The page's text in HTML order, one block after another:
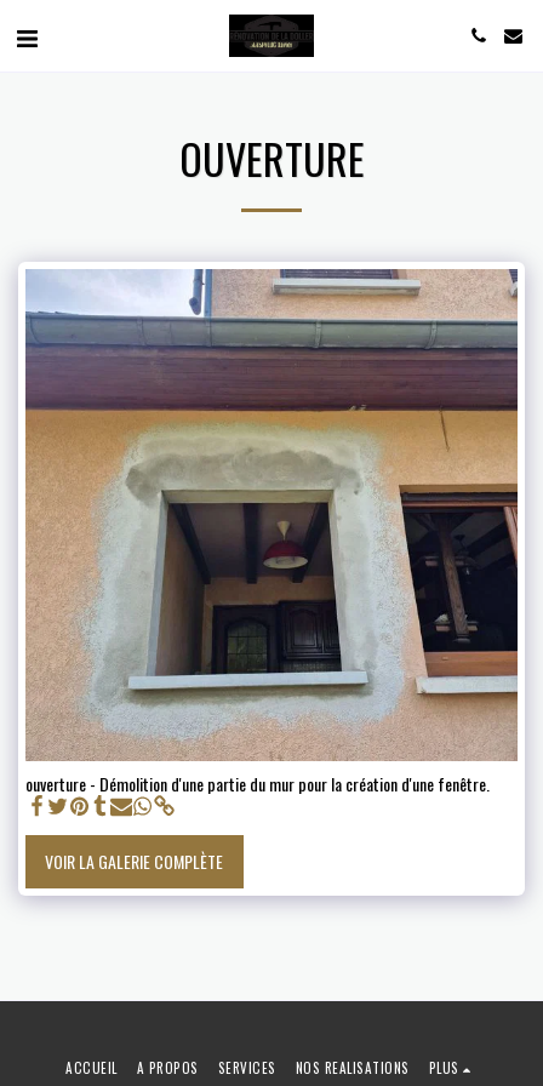
OUVERTURE
ouverture - Démolition d'une partie du mur pour la création d'une fenêtre.
VOIR LA GALERIE COMPLÈTE
ACCUEIL A PROPOS SERVICES NOS REALISATIONS PLUS